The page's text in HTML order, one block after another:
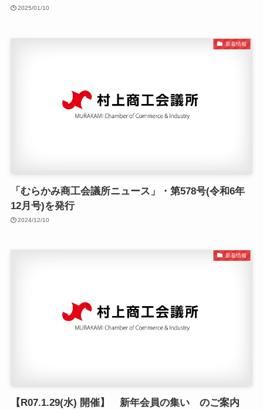
2025/01/10
新着情報
「むらかみ商工会議所ニュース」・第578号(令和6年
12月号)を発行
2024/12/10
新着情報
【R07.1.29(水) 開催】 新年会員の集い のご案内